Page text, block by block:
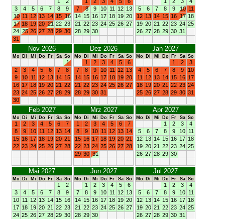
3
4 5 6 7 8
9
10 11 12 13 14 15 16
17 18 19 20 21 22 23
24 25 26 27 28 29 30
31
7
8 9 10 11 12 13
14 15 16 17 18 19 20
21 22 23 24 25 26 27
28 29 30
5
6 7 8 9 10 11
12 13 14 15 16 17 18
19 20 21 22 23 24 25
26 27 28 29 30 31
Nov 2026
Mo Di Mi Do Fr Sa So
1
2
3 4 5 6 7
8
9
10 11 12 13 14 15
16 17 18 19 20 21 22
23 24 25 26 27 28 29
30
Dez 2026
Mo Di Mi Do Fr Sa So
1 2 3 4 5
6
7
8 9 10 11 12 13
14 15 16 17 18 19 20
21 22 23 24 25 26 27
28 29 30 31
Jan 2027
Mo Di Mi Do Fr Sa So
1 2
3
4
5 6 7 8 9
10
11
12 13 14 15 16 17
18 19 20 21 22 23 24
25 26 27 28 29 30 31
Feb 2027
Mo Di Mi Do Fr Sa So
1 2 3 4 5 6
7
8
9 10 11 12 13 14
15 16 17 18 19 20 21
22 23 24 25 26 27 28
Mrz 2027
Mo Di Mi Do Fr Sa So
1 2 3 4 5 6
7
8
9 10 11 12 13 14
15 16 17 18 19 20 21
22 23 24 25 26 27 28
29 30 31
Apr 2027
Mo Di Mi Do Fr Sa So
1 2 3
4
5
6 7 8 9 10 11
12 13 14 15 16 17 18
19 20 21 22 23 24 25
26 27 28 29 30
Mai 2027
Mo Di Mi Do Fr Sa So
1
2
3
4 5 6 7 8
9
10 11 12 13 14 15 16
17 18 19 20 21 22 23
24 25 26 27 28 29 30
Jun 2027
Mo Di Mi Do Fr Sa So
1 2 3 4 5
6
7
8 9 10 11 12 13
14 15 16 17 18 19 20
21 22 23 24 25 26 27
28 29 30
Jul 2027
Mo Di Mi Do Fr Sa So
1 2 3
4
5
6 7 8 9 10 11
12 13 14 15 16 17 18
19 20 21 22 23 24 25
26 27 28 29 30 31